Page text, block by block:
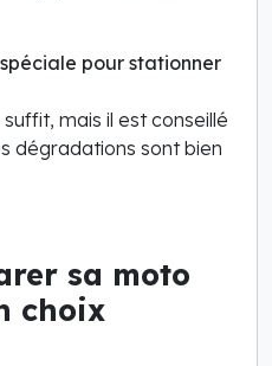
pour stationner
mais il est conseillé
dégradations sont bien
sa moto
choix